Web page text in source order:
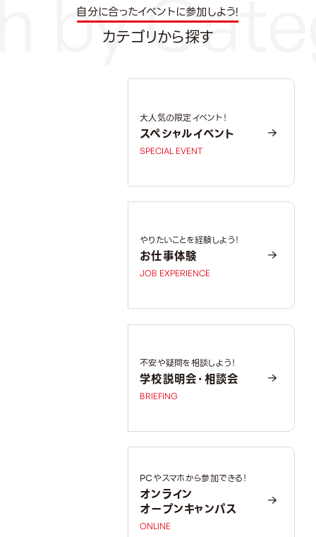
自分に合ったイベントに参加しよう!
カテゴリから探す
大人気の限定イベント！
スペシャルイベント
SPECIAL EVENT
やりたいことを経験しよう！
お仕事体験
JOB EXPERIENCE
不安や疑問を相談しよう！
学校説明会・相談会
BRIEFING
PCやスマホから参加できる！
オンライン
オープンキャンパス
ONLINE